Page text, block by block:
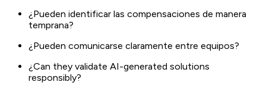
¿Pueden identificar las compensaciones de manera
temprana?
¿Pueden comunicarse claramente entre equipos?
¿Can they validate AI-generated solutions
responsibly?